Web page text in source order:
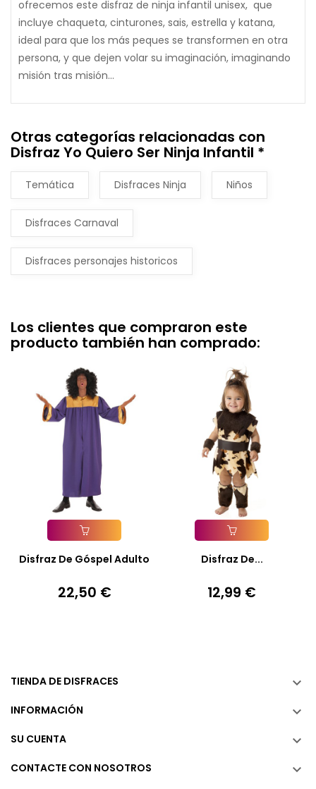
ofrecemos este disfraz de ninja infantil unisex, que
incluye chaqueta, cinturones, sais, estrella y katana,
ideal para que los más peques se transformen en otra
persona, y que dejen volar su imaginación, imaginando
misión tras misión...
Otras categorías relacionadas con
Disfraz Yo Quiero Ser Ninja Infantil *
Temática Disfraces Ninja Niños
Disfraces Carnaval
Disfraces personajes historicos
Los clientes que compraron este
producto también han comprado:
Añadir A La Cesta
Disfraz De Góspel Adulto
Precio
22,50 €
Añadir A La Cesta
Disfraz De...
Precio
12,99 €
TIENDA DE DISFRACES 
INFORMACIÓN 
SU CUENTA 
CONTACTE CON NOSOTROS 